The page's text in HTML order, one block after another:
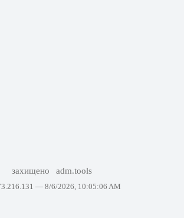
захищено adm.tools
— 8/6/2026, 10:05:06 AM